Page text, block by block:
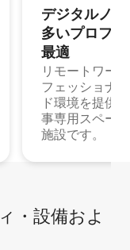
デジタルノ
多⁠いプ⁠ロ⁠フ⁠
最⁠適
リモートワー
フェッショナ
ド環境を提供
事専用スペー
施設です。
・設⁠備⁠およ